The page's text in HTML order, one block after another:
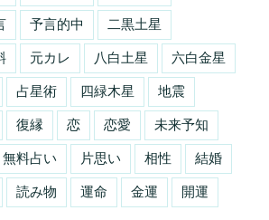
予言的中 二黒土星
元カレ 八白土星 六白金星
占星術 四緑木星 地震
復縁 恋 恋愛 未来予知
無料占い 片思い 相性 結婚
読み物 運命 金運 開運